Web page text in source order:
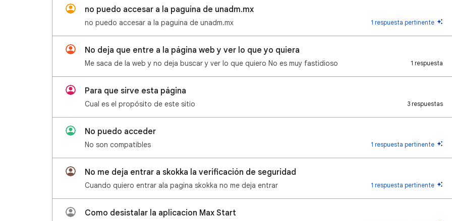
no puedo accesar a la paguina de unadm.mx
no puedo accesar a la paguina de unadm.mx 1 respuesta pertinente
No deja que entre a la página web y ver lo que yo quiera
Me saca de la web y no deja buscar y ver lo que quiero No es muy fastidioso 1 respuesta
Para que sirve esta página
Cual es el propósito de este sitio 3 respuestas
No puedo acceder
No son compatibles 1 respuesta pertinente
No me deja entrar a skokka la verificación de seguridad
Cuando quiero entrar ala pagina skokka no me deja entrar 1 respuesta pertinente
Como desistalar la aplicacion Max Start